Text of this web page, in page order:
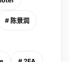
# 陈景润